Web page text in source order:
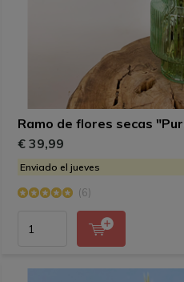
Ramo de flores secas
€ 39,99
Enviado el jueves
(6)